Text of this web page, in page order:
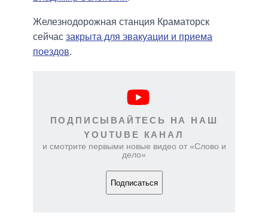
Железнодорожная станция Краматорск
сейчас закрыта для эвакуации и приема
поездов.
ПОДПИСЫВАЙТЕСЬ НА НАШ
YOUTUBE КАНАЛ
и смотрите первыми новые видео от «Слово и
дело»
Подписаться